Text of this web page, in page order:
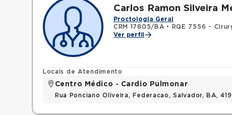
Carlos Ramon Silveira
Proctologia Geral
CRM 17805/BA • RQE 7556 -
Ver perfil
Locais de Atendimento
Centro Médico - Cardio Pulmonar
Rua Ponciano Oliveira, Federacao, Salvador, BA,